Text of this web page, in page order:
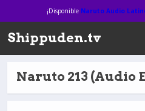
¡Disponible Naruto Audio
Shippuden.tv
Naruto 213 (Audio